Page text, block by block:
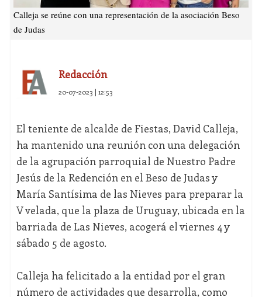
Calleja se reúne con una representación de la asociación Beso
de Judas
Redacción
20-07-2023 | 12:53
El teniente de alcalde de Fiestas, David Calleja,
ha mantenido una reunión con una delegación
de la agrupación parroquial de Nuestro Padre
Jesús de la Redención en el Beso de Judas y
María Santísima de las Nieves para preparar la
V velada, que la plaza de Uruguay, ubicada en la
barriada de Las Nieves, acogerá el viernes 4 y
sábado 5 de agosto.
Calleja ha felicitado a la entidad por el gran
número de actividades que desarrolla, como